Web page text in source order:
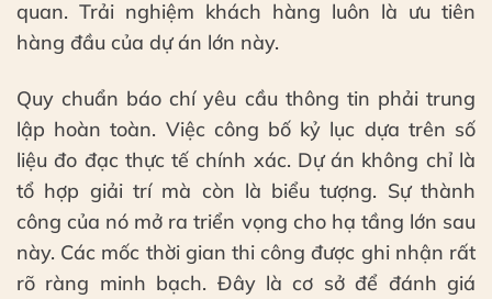
quan. Trải nghiệm khách hàng luôn là ưu tiên
hàng đầu của dự án lớn này.
Quy chuẩn báo chí yêu cầu thông tin phải trung
lập hoàn toàn. Việc công bố kỷ lục dựa trên số
liệu đo đạc thực tế chính xác. Dự án không chỉ là
tổ hợp giải trí mà còn là biểu tượng. Sự thành
công của nó mở ra triển vọng cho hạ tầng lớn sau
này. Các mốc thời gian thi công được ghi nhận rất
rõ ràng minh bạch. Đây là cơ sở để đánh giá